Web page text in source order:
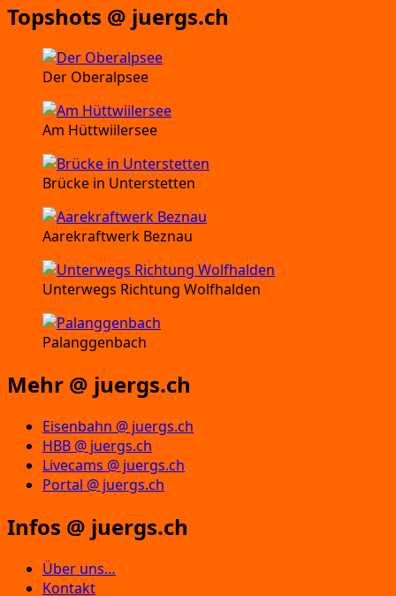
Topshots @ juergs.ch
Der Oberalpsee
Am Hüttwiilersee
Brücke in Unterstetten
Aarekraftwerk Beznau
Unterwegs Richtung Wolfhalden
Palanggenbach
Mehr @ juergs.ch
Eisenbahn @ juergs.ch
HBB @ juergs.ch
Livecams @ juergs.ch
Portal @ juergs.ch
Infos @ juergs.ch
Über uns…
Kontakt